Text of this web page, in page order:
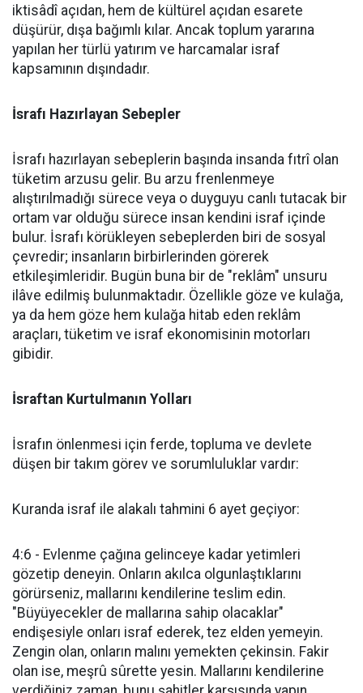
iktisâdî açıdan, hem de kültürel açıdan esarete
düşürür, dışa bağımlı kılar. Ancak toplum yararına
yapılan her türlü yatırım ve harcamalar israf
kapsamının dışındadır.
İsrafı Hazırlayan Sebepler
İsrafı hazırlayan sebeplerin başında insanda fıtrî olan
tüketim arzusu gelir. Bu arzu frenlenmeye
alıştırılmadığı sürece veya o duyguyu canlı tutacak bir
ortam var olduğu sürece insan kendini israf içinde
bulur. İsrafı körükleyen sebeplerden biri de sosyal
çevredir; insanların birbirlerinden görerek
etkileşimleridir. Bugün buna bir de "reklâm" unsuru
ilâve edilmiş bulunmaktadır. Özellikle göze ve kulağa,
ya da hem göze hem kulağa hitab eden reklâm
araçları, tüketim ve israf ekonomisinin motorları
gibidir.
İsraftan Kurtulmanın Yolları
İsrafın önlenmesi için ferde, topluma ve devlete
düşen bir takım görev ve sorumluluklar vardır:
Kuranda israf ile alakalı tahmini 6 ayet geçiyor:
4:6 - Evlenme çağına gelinceye kadar yetimleri
gözetip deneyin. Onların akılca olgunlaştıklarını
görürseniz, mallarını kendilerine teslim edin.
"Büyüyecekler de mallarına sahip olacaklar"
endişesiyle onları israf ederek, tez elden yemeyin.
Zengin olan, onların malını yemekten çekinsin. Fakir
olan ise, meşrû sûrette yesin. Mallarını kendilerine